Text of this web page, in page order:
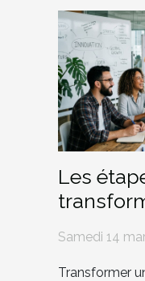
Les
Samedi 14
Transformer